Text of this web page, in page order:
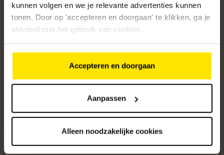
kunnen volgen en we je relevante advertenties kunnen
tonen. Door op 'accepteren en doorgaan' te klikken, ga je
akkoord met het gebruik van cookies.
Accepteren en doorgaan
Aanpassen
Alleen noodzakelijke cookies
Over ons
4.8 /5
Altijd op de hoogte van onze acties
Ontvang de beste aanbiedingen en persoonlijk advies.
Aanmelden